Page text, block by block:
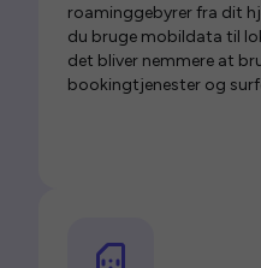
roaminggebyrer fra dit
du bruge mobildata til
det bliver nemmere at
bookingtjenester og